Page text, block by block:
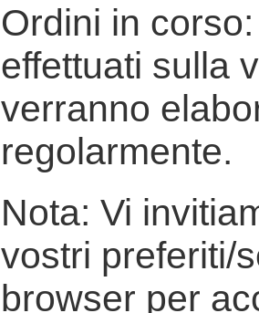
Ordini in
effettuati sulla
verranno
regolarmente.
Nota: Vi
vostri preferiti/
browser per